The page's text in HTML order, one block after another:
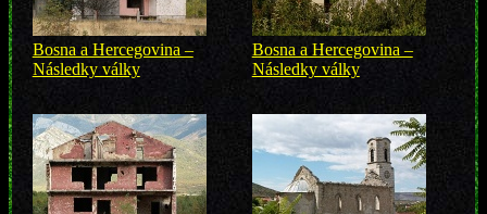
Bosna a Hercegovina –
Následky války
Bosna a Hercegovina –
Následky války